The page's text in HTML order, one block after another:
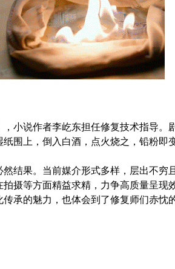
小说作者李屹东担任修复技术指导
上，倒入白酒，点火烧之，铅粉即
结果。当前媒介形式多样，层出不
摄等方面精益求精，力争高质量呈
承的魅力，也体会到了修复师们赤忱